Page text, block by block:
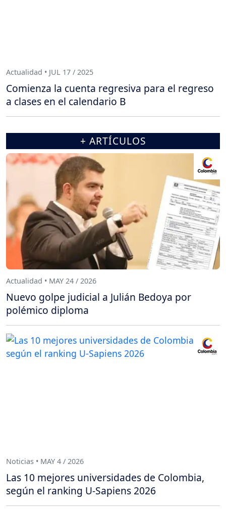
Actualidad • JUL 17 / 2025
Comienza la cuenta regresiva para el regreso
a clases en el calendario B
+ ARTÍCULOS
Actualidad • MAY 24 / 2026
Nuevo golpe judicial a Julián Bedoya por
polémico diploma
Noticias • MAY 4 / 2026
Las 10 mejores universidades de Colombia,
según el ranking U-Sapiens 2026